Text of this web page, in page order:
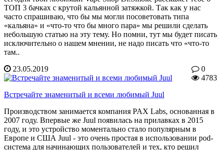
ТОП 3 бачках с крутой кальянной затяжкой. Так как у нас
часто спрашиваю, что бы мы могли посоветовать типа
«кальяна» и «что-то что бы много пара» мы решили сделать
небольшую статью на эту тему. Но помни, тут мы будет писать
исключительно о нашем мнении, не надо писать что «что-то
там..
23.05.2019
0
4783
Встречайте знаменитый и всеми любимый Juul
Производством занимается компания PAX Labs, основанная в
2007 году. Впервые же Juul появилась на прилавках в 2015
году, и это устройство моментально стало популярным в
Европе и США Juul - это очень простая в использовании pod-
система для начинающих пользователей и тех, кто решил